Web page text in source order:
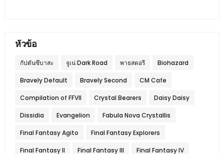
หัวข้อ
กัปตันซึบาสะ จูเน่ Dark Road พาธสตอรี Biohazard
Bravely Default Bravely Second CM Cafe
Compilation of FFVII Crystal Bearers Daisy Daisy
Dissidia Evangelion Fabula Nova Crystallis
Final Fantasy Agito Final Fantasy Explorers
Final Fantasy II Final Fantasy III Final Fantasy IV